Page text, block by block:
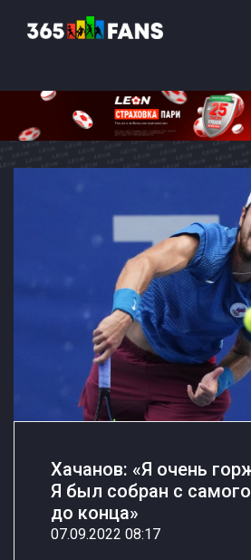
Хачанов: «Я очень
Я был собран с
до конца»
07.09.2022 08:17